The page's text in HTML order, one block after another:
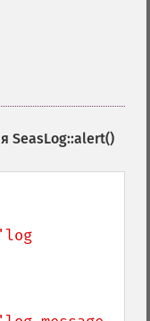
SeasLog::alert()
'log